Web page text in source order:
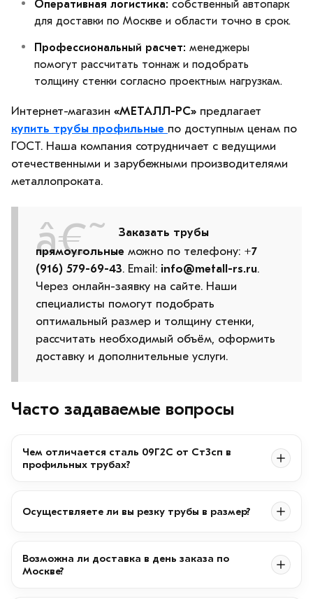
Оперативная логистика: собственный автопарк
для доставки по Москве и области точно в срок.
Профессиональный расчет: менеджеры
помогут рассчитать тоннаж и подобрать
толщину стенки согласно проектным нагрузкам.
Интернет-магазин «МЕТАЛЛ-РС» предлагает
купить трубы профильные по доступным ценам по
ГОСТ. Наша компания сотрудничает с ведущими
отечественными и зарубежными производителями
металлопроката.
Заказать трубы
прямоугольные можно по телефону: +7
(916) 579-69-43. Email: info@metall-rs.ru.
Через онлайн-заявку на сайте. Наши
специалисты помогут подобрать
оптимальный размер и толщину стенки,
рассчитать необходимый объём, оформить
доставку и дополнительные услуги.
Часто задаваемые вопросы
Чем отличается сталь 09Г2С от Ст3сп в
профильных трубах?
Осуществляете ли вы резку трубы в размер?
Возможна ли доставка в день заказа по
Москве?